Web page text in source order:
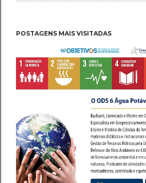
POSTAGENS MAIS VISITADAS